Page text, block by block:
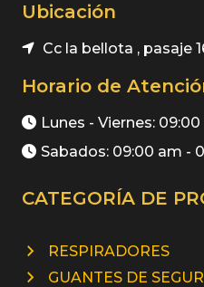
Ubicación
Cc la bellota , pasaje
Horario de
Lunes - Viernes:
Sabados: 09:00 am -
CATEGORÍA DE
RESPIRADORES
GUANTES DE